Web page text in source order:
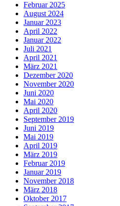
Februar 2025
August 2024
Januar 2023
April 2022
Januar 2022
Juli 2021
April 2021
März 2021
Dezember 2020
November 2020
Juni 2020
Mai 2020
April 2020
September 2019
Juni 2019
Mai 2019
April 2019
März 2019
Februar 2019
Januar 2019
November 2018
März 2018
Oktober 2017